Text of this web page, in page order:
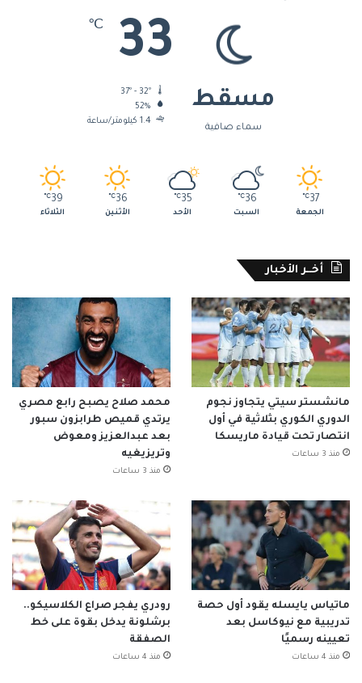
مسقط
سماء صافية
33
℃
52%
1.4 كيلومتر/ساعة
37
℃
الجمعة
36
℃
السبت
35
℃
الأحد
36
℃
الأثنين
39
℃
الثلاثاء
أخــر الأخبار
مانشستر سيتي يتجاوز نجوم
الدوري الكوري بثلاثية في أول
انتصار تحت قيادة ماريسكا
منذ 3 ساعات
محمد صلاح يصبح رابع مصري
يرتدي قميص طرابزون سبور
بعد عبدالعزيز ومعوض
وتريزيغيه
منذ 3 ساعات
ماتياس يايسله يقود أول حصة
تدريبية مع نيوكاسل بعد
تعيينه رسميًا
منذ 4 ساعات
رودري يفجر صراع الكلاسيكو..
برشلونة يدخل بقوة على خط
الصفقة
منذ 4 ساعات